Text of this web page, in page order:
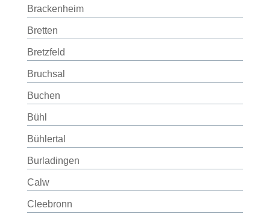
Brackenheim
Bretten
Bretzfeld
Bruchsal
Buchen
Bühl
Bühlertal
Burladingen
Calw
Cleebronn